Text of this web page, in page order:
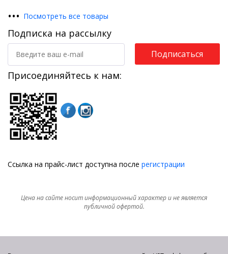
••• Посмотреть все товары
Подписка на рассылку
Подписаться
Присоединяйтесь к нам:
Ссылка на прайс-лист доступна после регистрации
Цена на сайте носит информационный характер и не является
публичной офертой.